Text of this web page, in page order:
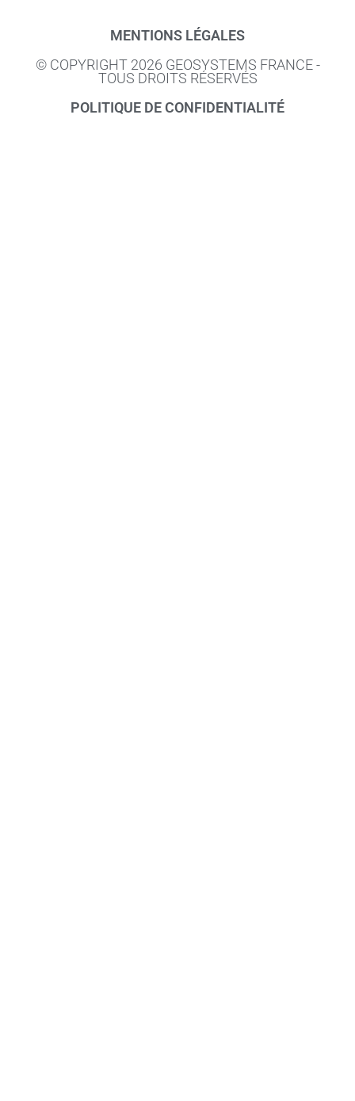
MENTIONS LÉGALES
© COPYRIGHT 2026 GEOSYSTEMS FRANCE -
TOUS DROITS RÉSERVÉS
POLITIQUE DE CONFIDENTIALITÉ